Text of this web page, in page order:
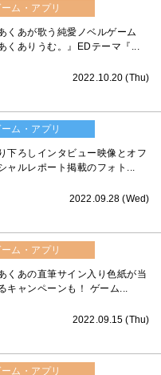
ム・アプリ
くあが歌う純愛ノベルゲーム
あくありうむ。』EDテーマ『...
2022.10.20 (Thu)
ム・アプリ
下ろしインタビュー映像とオフ
ャルレポート掲載のフォト...
2022.09.28 (Wed)
ム・アプリ
くあの直筆サイン入り色紙が当
キャンペーンも！ ゲーム...
2022.09.15 (Thu)
ム・アプリ